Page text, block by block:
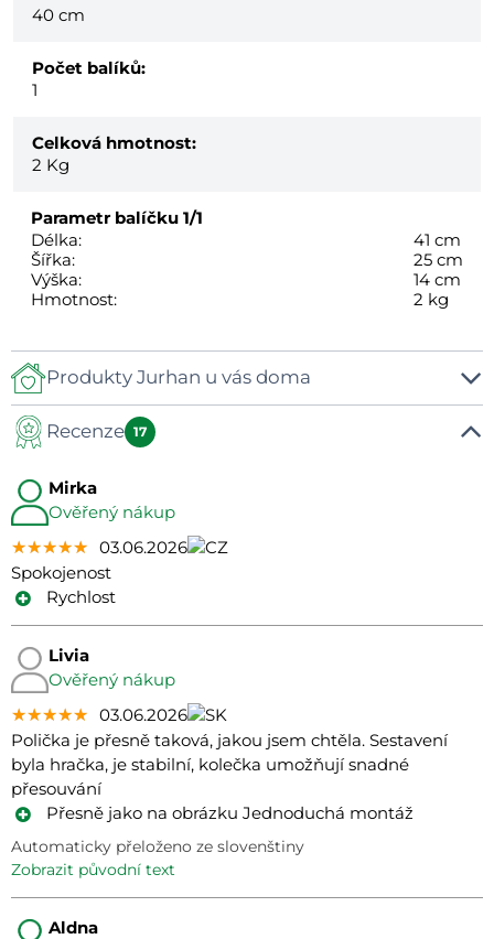
40 cm
Počet balíků:
1
Celková hmotnost:
2 Kg
Parametr balíčku 1/1
Délka:
41 cm
Šířka:
25 cm
Výška:
14 cm
Hmotnost:
2 kg
Produkty Jurhan u vás doma
Recenze 17
Mirka
Ověřený nákup
★★★★★
★★★★★
★★★★★ 03.06.2026
Spokojenost
Rychlost
Livia
Ověřený nákup
★★★★★
★★★★★
★★★★★ 03.06.2026
Polička je přesně taková, jakou jsem chtěla. Sestavení
byla hračka, je stabilní, kolečka umožňují snadné
přesouvání
Přesně jako na obrázku Jednoduchá montáž
Automaticky přeloženo ze slovenštiny
zobrazit původní text
Aldna